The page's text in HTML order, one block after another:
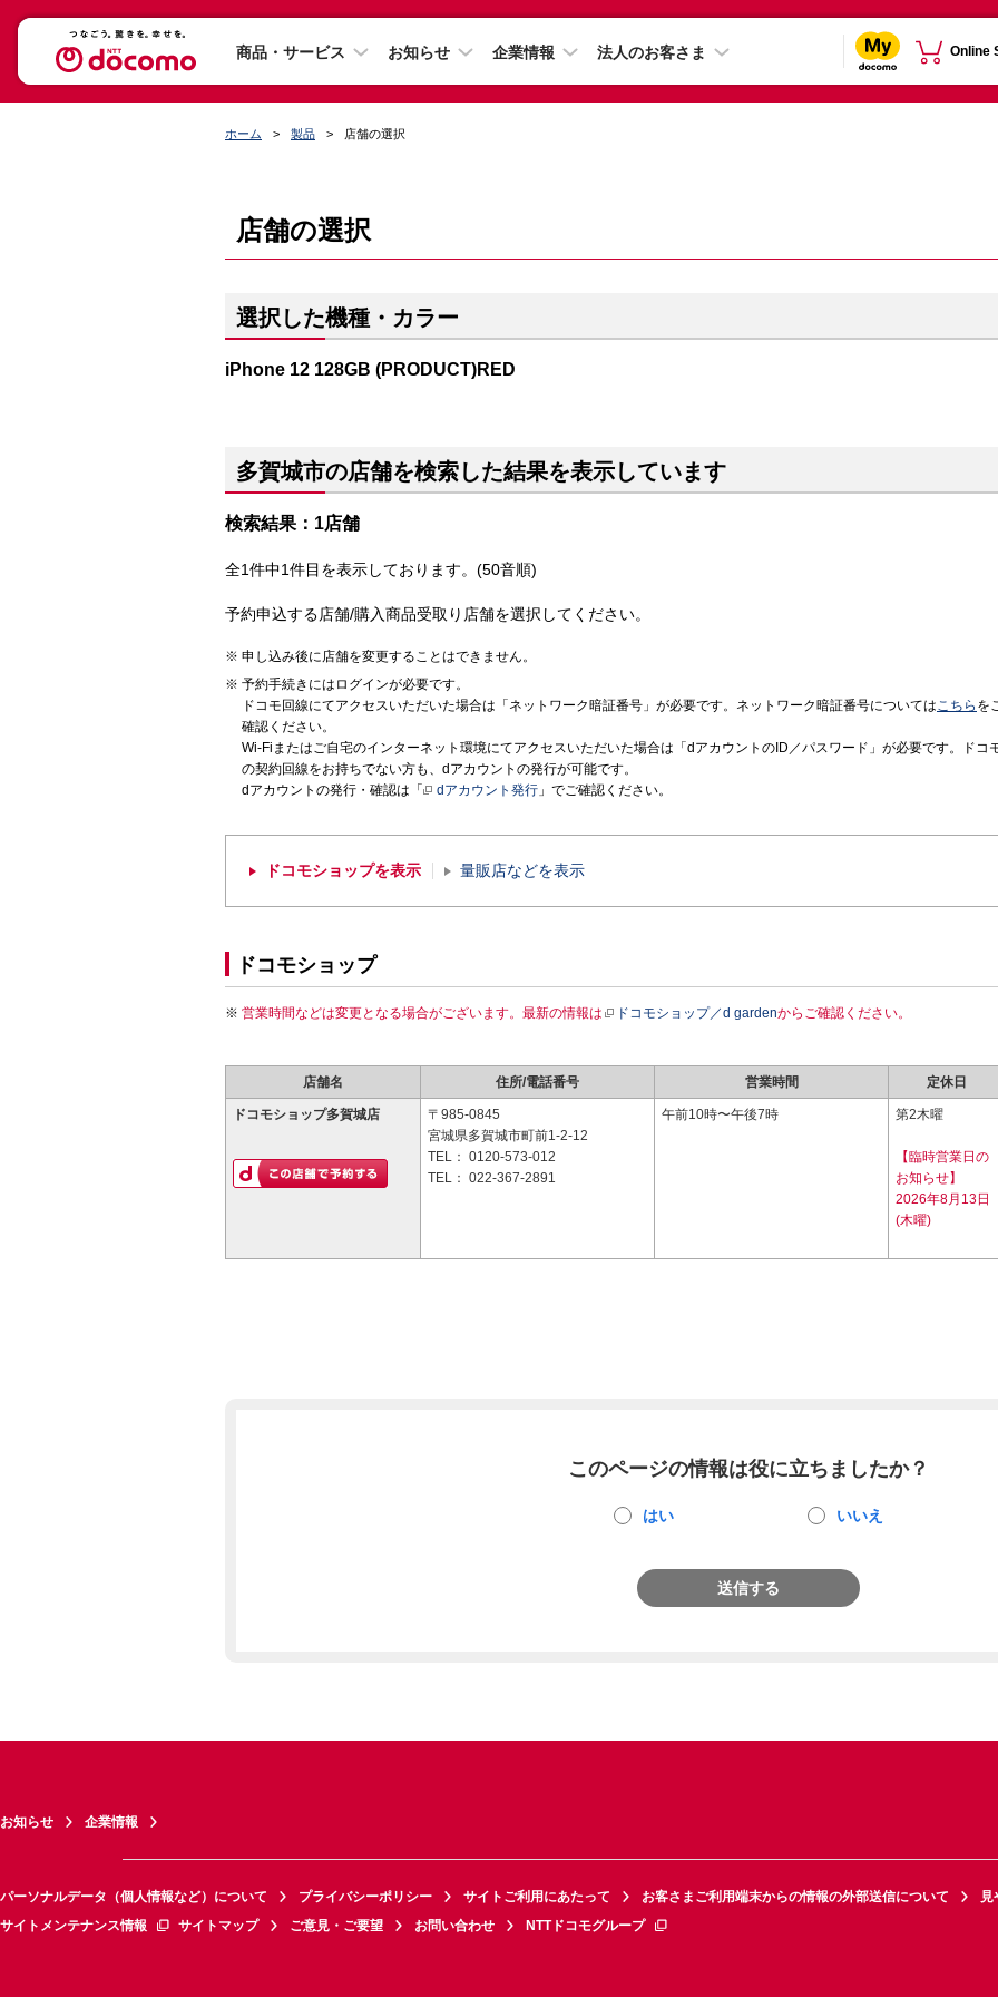
商品・サービス お知らせ 企業情報 法人のお客さま Online
ホーム 製品 店舗の選択
店舗の選択
選択した機種・カラー
iPhone 12 128GB (PRODUCT)RED
多賀城市の店舗を検索した結果を表示しています
検索結果：1店舗
全1件中1件目を表示しております。(50音順)
予約申込する店舗/購入商品受取り店舗を選択してください。
申し込み後に店舗を変更することはできません。
予約手続きにはログインが必要です。
ドコモ回線にてアクセスいただいた場合は「ネットワーク暗証番号」が必要です。ネットワーク暗証番号についてはこちら を
確認ください。
Wi-Fiまたはご自宅のインターネット環境にてアクセスいただいた場合は「dアカウントのID／パスワード」が必要です。ドコ
の契約回線をお持ちでない方も、dアカウントの発行が可能です。
dアカウントの発行・確認は「
dアカウント発行 」でご確認ください。
ドコモショップを表示 量販店などを表示
ドコモショップ
営業時間などは変更となる場合がございます。最新の情報は ドコモショップ／d gardenからご確認ください。
店舗名 住所/電話番号 営業時間 定休日
ドコモショップ多賀城店
〒985-0845
宮城県多賀城市町前1-2-12
TEL： 0120-573-012
TEL： 022-367-2891
午前10時〜午後7時 第2木曜
【臨時営業日の
お知らせ】
2026年8月13日
(木曜)
このページの情報は役に立ちましたか？
はい いいえ
送信する
お知らせ 企業情報
パーソナルデータ（個人情報など）について プライバシーポリシー サイトご利用にあたって お客さまご利用端末からの情報の外部送信について
見
サイトメンテナンス情報
サイトマップ ご意見・ご要望 お問い合わせ NTTドコモグループ